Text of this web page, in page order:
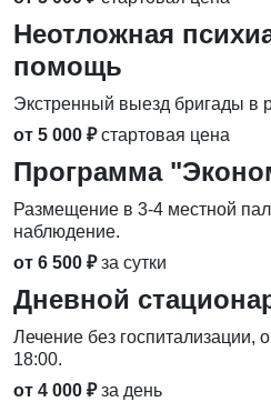
Неотложная
помощь
Экстренный выезд бригады в
от 5 000 ₽ стартовая цена
Программа
Размещение в 3-4 местной
наблюдение.
от 6 500 ₽ за сутки
Дневной
Лечение без госпитализации,
18:00.
от 4 000 ₽ за день